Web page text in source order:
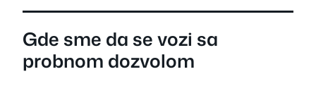
Gde sme da se vozi sa
probnom dozvolom